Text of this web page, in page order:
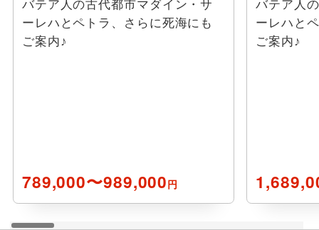
バテア人の古代都市マダイン・サ
ーレハとペトラ、さらに死海にも
ご案内♪
789,000〜989,000円
バテア人
ーレハと
ご案内♪